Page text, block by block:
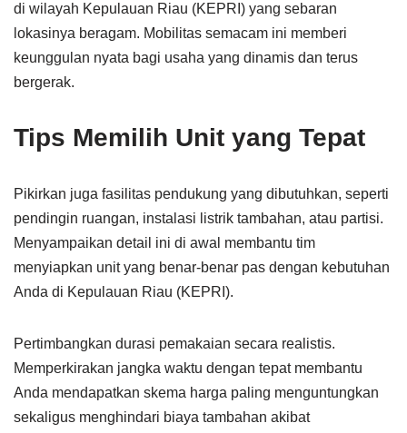
di wilayah Kepulauan Riau (KEPRI) yang sebaran
lokasinya beragam. Mobilitas semacam ini memberi
keunggulan nyata bagi usaha yang dinamis dan terus
bergerak.
Tips Memilih Unit yang Tepat
Pikirkan juga fasilitas pendukung yang dibutuhkan, seperti
pendingin ruangan, instalasi listrik tambahan, atau partisi.
Menyampaikan detail ini di awal membantu tim
menyiapkan unit yang benar-benar pas dengan kebutuhan
Anda di Kepulauan Riau (KEPRI).
Pertimbangkan durasi pemakaian secara realistis.
Memperkirakan jangka waktu dengan tepat membantu
Anda mendapatkan skema harga paling menguntungkan
sekaligus menghindari biaya tambahan akibat